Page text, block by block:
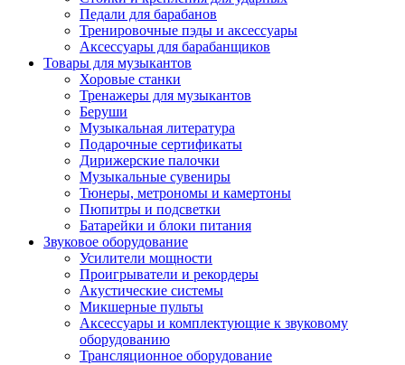
Педали для барабанов
Тренировочные пэды и аксессуары
Аксессуары для барабанщиков
Товары для музыкантов
Хоровые станки
Тренажеры для музыкантов
Беруши
Музыкальная литература
Подарочные сертификаты
Дирижерские палочки
Музыкальные сувениры
Тюнеры, метрономы и камертоны
Пюпитры и подсветки
Батарейки и блоки питания
Звуковое оборудование
Усилители мощности
Проигрыватели и рекордеры
Акустические системы
Микшерные пульты
Аксессуары и комплектующие к звуковому
оборудованию
Трансляционное оборудование